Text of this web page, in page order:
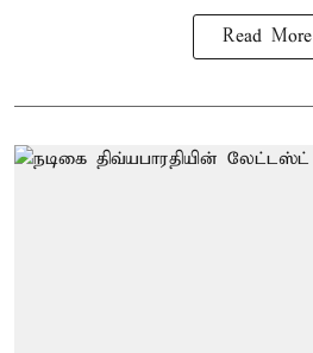
Read More